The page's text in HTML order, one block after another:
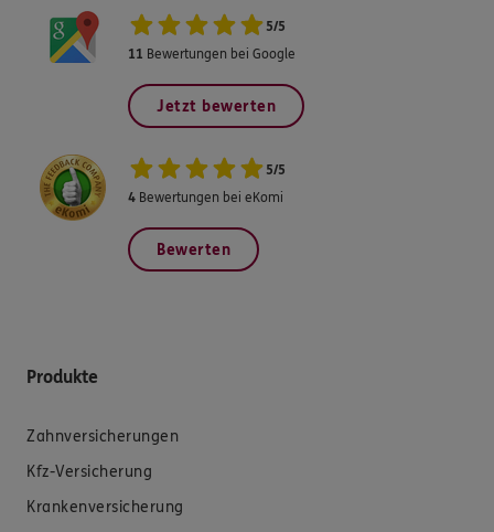
5/5
11 Bewertungen bei Google
Jetzt bewerten
5/5
4 Bewertungen bei eKomi
Bewerten
Produkte
Zahnversicherungen
Kfz-Versicherung
Krankenversicherung